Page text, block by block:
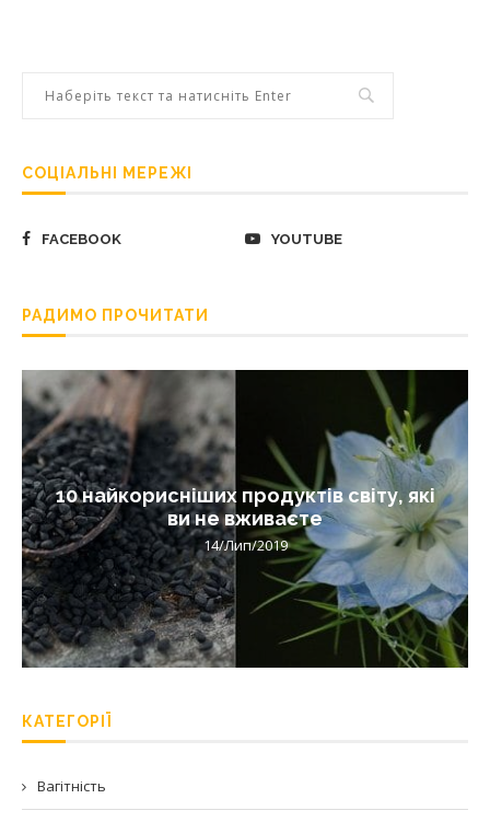
СОЦІАЛЬНІ МЕРЕЖІ
FACEBOOK YOUTUBE
РАДИМО ПРОЧИТАТИ
10 найкорисніших продуктів світу, які
ви не вживаєте
14/Лип/2019
КАТЕГОРІЇ
Вагітність